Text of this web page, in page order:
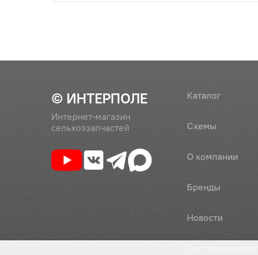
© ИНТЕРПОЛЕ
Интернет-магазин
сельхоззапчастей
Каталог
Схемы
О компании
Бренды
Новости